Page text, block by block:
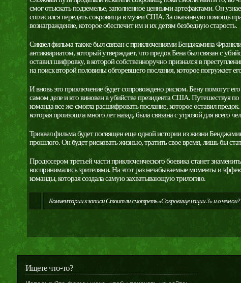
смог отыскать подземелье, заполненное ценными артефактами. Он
согласился передать сокровища в музеи США. За оказанную помощь
вознаграждение, которое обеспечит им и их детям безбедную старость.
Сиквел фильма также был связан с приключениями Бенджамина
антиквариатом, который утверждает, что предок Бена был связан с
оставил шифровку, в которой собственноручно признался в
на поиск второй половины обгоревшего послания, которое погружает
И вновь это приключение будет сопровождено риском. Бену помогут
самом деле и кто виновен в убийстве президента США. Путешествуя по
команда все же смогла расшифровать послание, которое оставил
которая произошла много лет назад, была связана с угрозой для всего
Триквел фильма будет посвящен еще одной истории из жизни
прошлого. Он будет рисковать жизнью, тратить свое время, лишь бы
Продюсером третьей части приключенческого боевика станет
воспринимались зрителями. На этот раз незабываемые моменты и
команды, которая создала самую захватывающую трилогию.
Комментариик записи Стоит ли смотреть «Сокровище нации 3» и о чем он?
Ищете что-то?